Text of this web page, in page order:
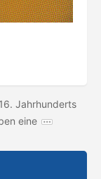
Jahrhunderts
eine